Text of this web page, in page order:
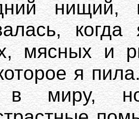
мясных и
я
в миру,